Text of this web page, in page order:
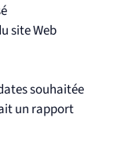
site Web
souhaitée
un rapport